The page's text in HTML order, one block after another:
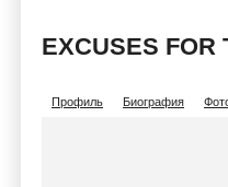
EXCUSES FOR
Профиль Биография